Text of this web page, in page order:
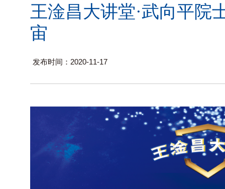
王淦昌大讲堂·武向平院
宙
发布时间：2020-11-17